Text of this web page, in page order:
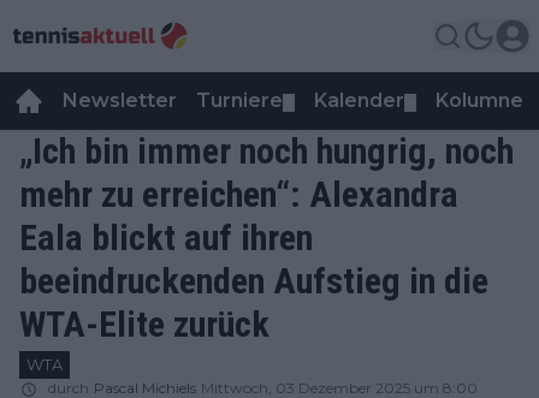
Newsletter Turniere Kalender Kolumnen
„Ich bin immer noch hungrig, noch
mehr zu erreichen“: Alexandra
Eala blickt auf ihren
beeindruckenden Aufstieg in die
WTA-Elite zurück
WTA
durch Pascal Michiels Mittwoch, 03 Dezember 2025 um 8:00